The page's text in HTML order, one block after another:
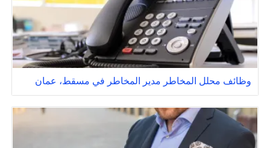
وظائف محلل المخاطر مدير المخاطر في مسقط، عمان